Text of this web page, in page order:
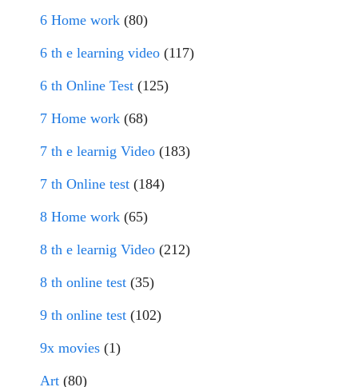
6 Home work (80)
6 th e learning video (117)
6 th Online Test (125)
7 Home work (68)
7 th e learnig Video (183)
7 th Online test (184)
8 Home work (65)
8 th e learnig Video (212)
8 th online test (35)
9 th online test (102)
9x movies (1)
Art (80)